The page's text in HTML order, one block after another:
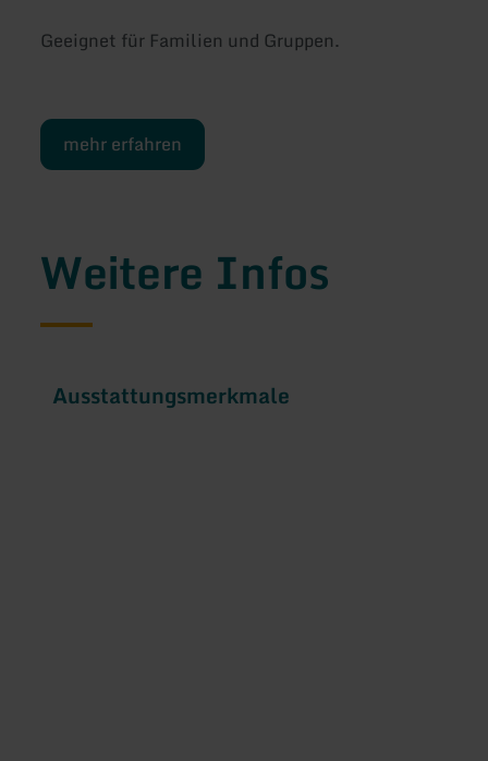
Geeignet für Familien und Gruppen.
mehr erfahren
Weitere Infos
Ausstattungsmerkmale